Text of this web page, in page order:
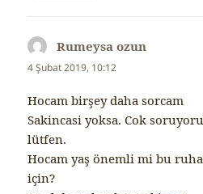
Rumeysa ozun
4 Şubat 2019, 10:12
Hocam birşey daha sorcam
Sakincasi yoksa. Cok
lütfen.
Hocam yaş önemli mi bu
için?